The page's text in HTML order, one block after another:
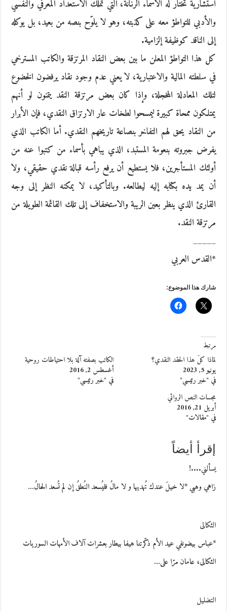
استشارية تختار له الأسماء الرنّانة، التي تملك الاستعداد المعرفي والنفسي
والأدبي للتواطؤ معه على كذبته، وهو لا يلوّح بنصه من بعيد، بل يوكله
إلى الناقد كوظيفة إلزامية.
كل هذا التواطؤ المعلن ما بين بعض النقاد المرتزقة والكاتب المسترخي
في سلطته المالية والاعتبارية، لا يعني عدم وجود نقاد يرفضون الخضوع
لتلك المعادلة المخجلة، وإذا كان بعض مرتزقة النقد يتمنون لو أنهم
يمتلكون ممحاة كبيرة ليمسحوا لطخات عار الارتزاق النقدي، فإن الأبرار
من النقاد يحق لهم التفاخر بنصاعة تاريخهم النقدي. أما الكاتب الذي
يفرض جبروته بنعومة المستبد، الذي يباهي بأسماء من كتبوا عنه من
أولئك المستأجرين، فلا يستطيع أن يرفع رأسه قبالة نقدي حقيقي، ولا
أن يمد يده بكتابه إليه ليطالعه. وبالتأكيد، لا يمكنه النظر إلى وجه
القارئ الذي ينظر بعين الريبة والاستخفاف إلى تلك القائمة الطويلة من
مرتزقة النقد.
_____
*القدس العربي
شارك هذا الموضوع:
مرتبط
لماذا كلّ هذا الحقد النقدي؟
يونيو 5, 2023
في "خبر رئيسي"
الكاتب بصفته آلة بلا احتياطات روحية
أغسطس 2, 2016
في "خبر رئيسي"
مجسات النص الروائي
أبريل 21, 2016
في "مقالات"
إقرأ أيضاً
يسألني....!
زاهي وهبي *لا خيلَ عندك تُهديها و لا مالُ فليُسعد النُطقُ إن لم تُسعد الحالُ…
الثكالى
*عباس بيضونفي عيد الأم ذكّرتنا هيفا بيطار بعشرات آلاف الأمهات السوريات
الثكالى، عامان مرّا على…
التضليل